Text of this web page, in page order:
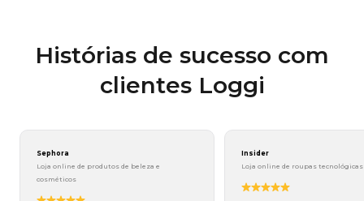
Histórias de sucesso com
clientes Loggi
Sephora
Loja online de produtos de beleza e
cosméticos
Insider
Loja online de roupas tecnológicas